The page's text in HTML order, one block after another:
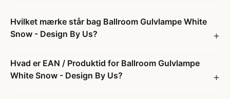
Hvilket mærke står bag Ballroom Gulvlampe White
Snow - Design By Us?
Hvad er EAN / Produktid for Ballroom Gulvlampe
White Snow - Design By Us?